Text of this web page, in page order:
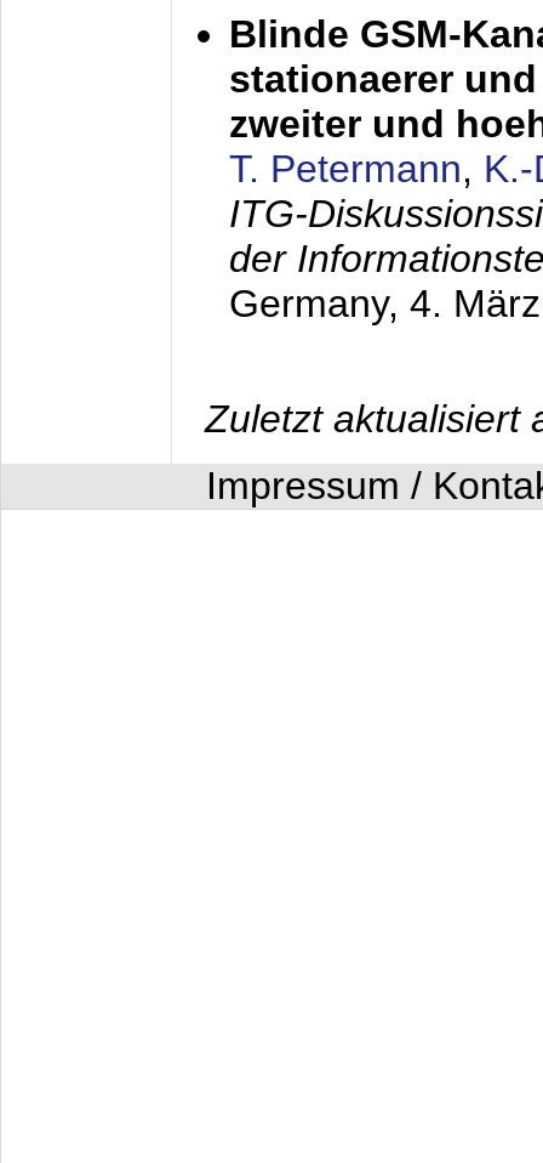
Blinde GSM-
stationaerer
zweiter und
T. Petermann,
ITG-
der
Germany, 4.
Zuletzt aktualisiert
Impressum /